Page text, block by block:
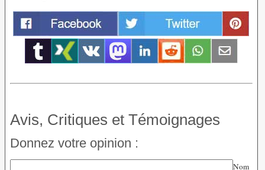
Avis, Critiques et Témoignages
Donnez votre opinion :
Nom